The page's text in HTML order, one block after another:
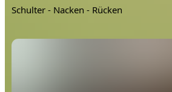
Schulter - Nacken - Rücken